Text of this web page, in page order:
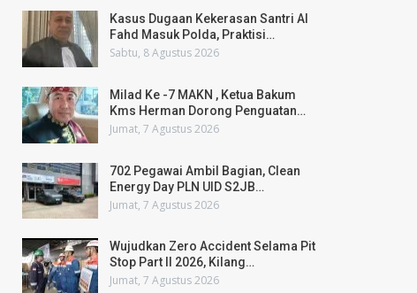
Kasus Dugaan Kekerasan Santri Al
Fahd Masuk Polda, Praktisi…
Sabtu, 8 Agustus 2026
Milad Ke -7 MAKN , Ketua Bakum
Kms Herman Dorong Penguatan…
Jumat, 7 Agustus 2026
702 Pegawai Ambil Bagian, Clean
Energy Day PLN UID S2JB…
Jumat, 7 Agustus 2026
Wujudkan Zero Accident Selama Pit
Stop Part II 2026, Kilang…
Jumat, 7 Agustus 2026